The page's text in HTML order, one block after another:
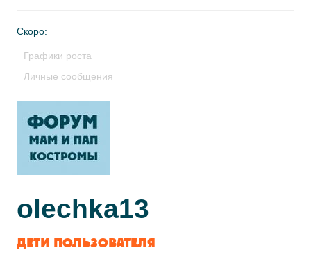
Скоро:
Графики роста
Личные сообщения
olechka13
ДЕТИ ПОЛЬЗОВАТЕЛЯ